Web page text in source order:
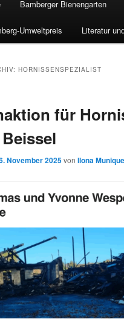
Bamberger Bienengarten
Umweltpreis Literatur
HORNISSENSPEZIALIST
für
November 2025von Ilona Munique